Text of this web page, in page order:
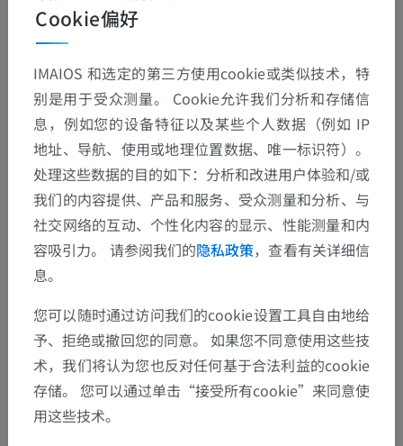
Cookie偏好
IMAIOS 和选定的第三方使用cookie或类似技术，特
别是用于受众测量。 Cookie允许我们分析和存储信
息，例如您的设备特征以及某些个人数据（例如 IP
地址、导航、使用或地理位置数据、唯一标识符）。
处理这些数据的目的如下：分析和改进用户体验和/或
我们的内容提供、产品和服务、受众测量和分析、与
社交网络的互动、个性化内容的显示、性能测量和内
容吸引力。 请参阅我们的隐私政策，查看有关详细信
息。
您可以随时通过访问我们的cookie设置工具自由地给
予、拒绝或撤回您的同意。 如果您不同意使用这些技
术，我们将认为您也反对任何基于合法利益的cookie
存储。 您可以通过单击“接受所有cookie”来同意使
用这些技术。